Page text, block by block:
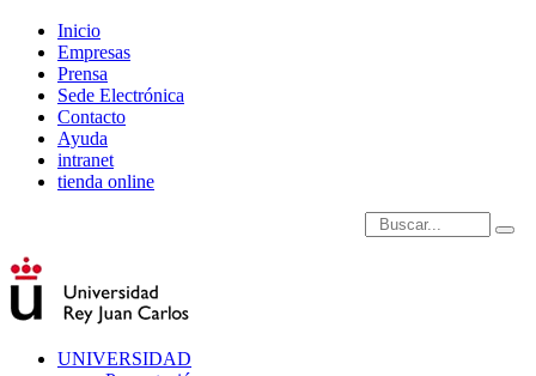
Inicio
Empresas
Prensa
Sede Electrónica
Contacto
Ayuda
intranet
tienda online
Introduce términos de
UNIVERSIDAD